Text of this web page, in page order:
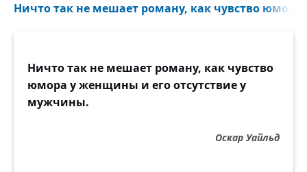
Ничто так не мешает роману, как чувство
Ничто так не мешает роману, как чувство
юмора у женщины и его отсутствие у
мужчины.
Оскар Уайльд